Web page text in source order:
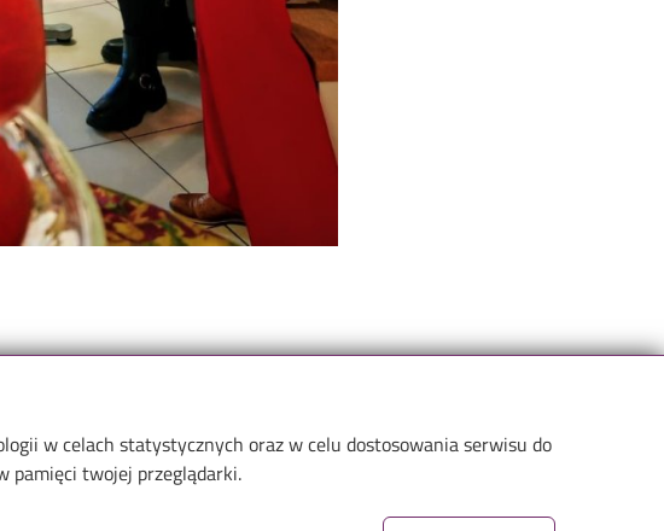
w celach statystycznych oraz w celu dostosowania serwisu do
pamięci twojej przeglądarki.